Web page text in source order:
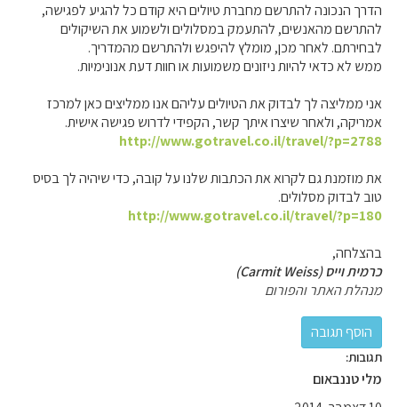
הדרך הנכונה להתרשם מחברת טיולים היא קודם כל להגיע לפגישה,
להתרשם מהאנשים, להתעמק במסלולים ולשמוע את השיקולים
לבחירתם. לאחר מכן, מומלץ להיפגש ולהתרשם מהמדריך.
ממש לא כדאי להיות ניזונים משמועות או חוות דעת אנונימיות.
אני ממליצה לך לבדוק את הטיולים עליהם אנו ממליצים כאן למרכז
אמריקה, ולאחר שיצרו איתך קשר, הקפידי לדרוש פגישה אישית.
http://www.gotravel.co.il/travel/?p=2788
את מוזמנת גם לקרוא את הכתבות שלנו על קובה, כדי שיהיה לך בסיס
טוב לבדוק מסלולים.
http://www.gotravel.co.il/travel/?p=180
בהצלחה,
כרמית וייס (Carmit Weiss)
מנהלת האתר והפורום
תגובות:
מלי טננבאום